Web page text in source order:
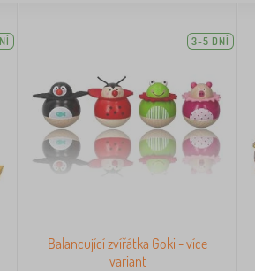
3-5 DNÍ
Balancující zvířátka Goki - více
variant